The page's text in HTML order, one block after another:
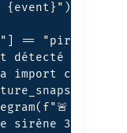
{event}")
== "pir":
détecté →
import
sirène 30 s